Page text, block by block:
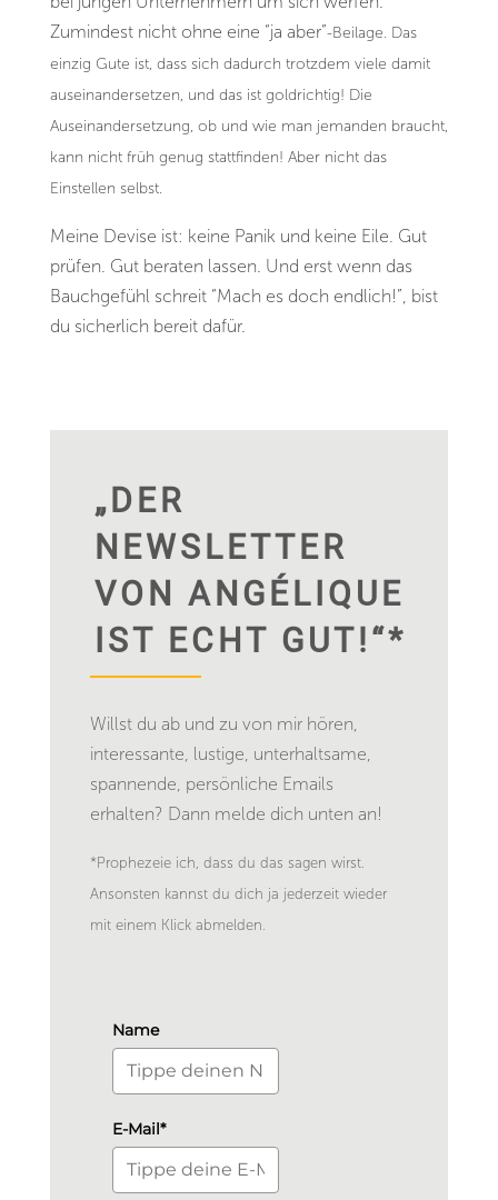
Zumindest nicht ohne eine “ja aber”-Beilage. Das
einzig Gute ist, dass sich dadurch trotzdem viele damit
auseinandersetzen, und das ist goldrichtig! Die
Auseinandersetzung, ob und wie man jemanden braucht,
kann nicht früh genug stattfinden! Aber nicht das
Einstellen selbst.
Meine Devise ist: keine Panik und keine Eile. Gut
prüfen. Gut beraten lassen. Und erst wenn das
Bauchgefühl schreit “Mach es doch endlich!”, bist
du sicherlich bereit dafür.
„DER
NEWSLETTER
VON ANGÉLIQUE
IST ECHT GUT!“*
Willst du ab und zu von mir hören,
interessante, lustige, unterhaltsame,
spannende, persönliche Emails
erhalten? Dann melde dich unten an!
*Prophezeie ich, dass du das sagen wirst.
Ansonsten kannst du dich ja jederzeit wieder
mit einem Klick abmelden.
Name
E-Mail*